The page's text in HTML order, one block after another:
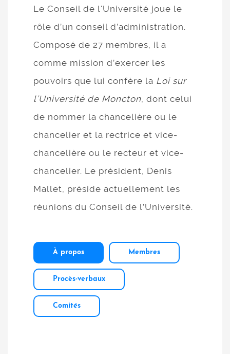
Le Conseil de l'Université joue le
rôle d’un conseil d’administration.
Composé de 27 membres, il a
comme mission d’exercer les
pouvoirs que lui confère la Loi sur
l’Université de Moncton, dont celui
de nommer la chancelière ou le
chancelier et la rectrice et vice-
chancelière ou le recteur et vice-
chancelier. Le président, Denis
Mallet, préside actuellement les
réunions du Conseil de l’Université.
À propos Membres
Procès-verbaux
Comités